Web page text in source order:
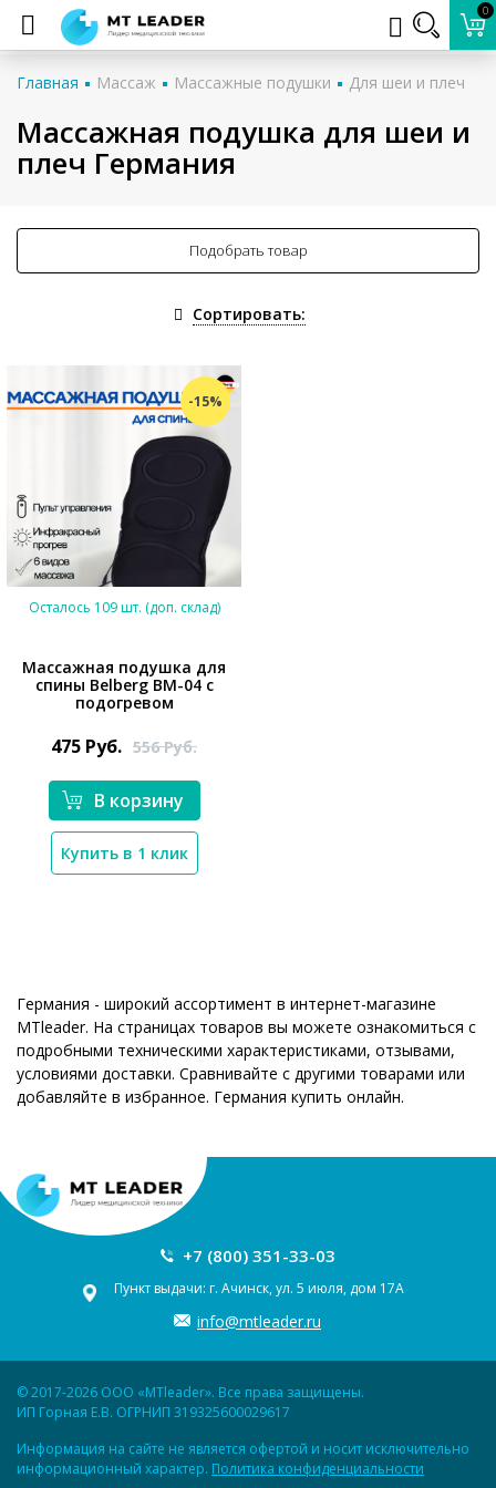
0
Главная Массаж Массажные подушки Для шеи и плеч
Массажная подушка для шеи и
плеч Германия
Подобрать товар
Сортировать:
-15%
Осталось 109 шт. (доп. склад)
Массажная подушка для
спины Belberg BM-04 с
подогревом
475 Руб. 556Руб.
В корзину
Купить в 1 клик
Германия - широкий ассортимент в интернет-магазине
MTleader. На страницах товаров вы можете ознакомиться с
подробными техническими характеристиками, отзывами,
условиями доставки. Сравнивайте с другими товарами или
добавляйте в избранное. Германия купить онлайн.
+7 (800) 351-33-03
Пункт выдачи: г. Ачинск, ул. 5 июля, дом 17А
info@mtleader.ru
© 2017-2026 ООО «MTleader». Все права защищены.
ИП Горная Е.В. ОГРНИП 319325600029617
Информация на сайте не является офертой и носит исключительно
информационный характер. Политика конфиденциальности